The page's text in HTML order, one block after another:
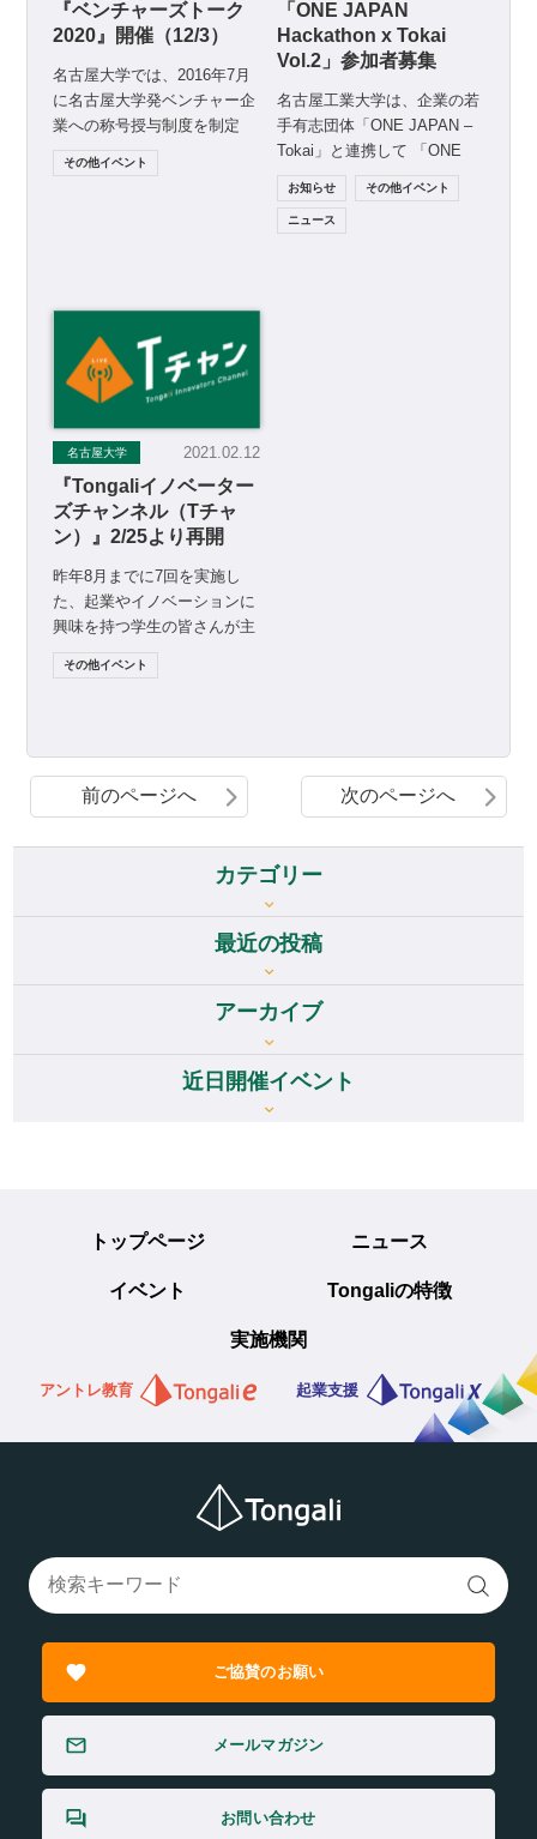
『ベンチャーズトーク
2020』開催（12/3）
名古屋大学では、2016年7月
に名古屋大学発ベンチャー企
業への称号授与制度を制定
し、現在、計56社が授与され
ています。称号が授与さ […]
その他イベント
「ONE JAPAN
Hackathon x Tokai
Vol.2」参加者募集
名古屋工業大学は、企業の若
手有志団体「ONE JAPAN –
Tokai」と連携して 「ONE
JAPAN Hacka […]
お知らせ その他イベント
ニュース
名古屋大学 2021.02.12
『Tongaliイノベーター
ズチャンネル（Tチャ
ン）』2/25より再開
昨年8月までに7回を実施し
た、起業やイノベーションに
興味を持つ学生の皆さんが主
対象の双方向のオンライン・
ライブイベント『Tonga […]
その他イベント
前のページへ 次のページへ
カテゴリー
最近の投稿
アーカイブ
近日開催イベント
トップページ ニュース
イベント Tongaliの特徴
実施機関
アントレ教育 起業支援
ご協賛のお願い
メールマガジン
お問い合わせ